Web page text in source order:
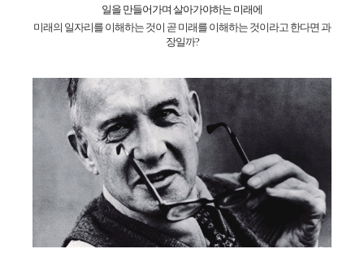
일을 만들어가며 살아가야하는 미래에
미래의 일자리를 이해하는 것이 곧 미래를 이해하는 것이라고 한다면 과
장일까?